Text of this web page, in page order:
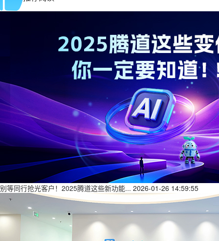
别等同行抢光客户！2025腾道这些新功能... 2026-01-26 14:59:55